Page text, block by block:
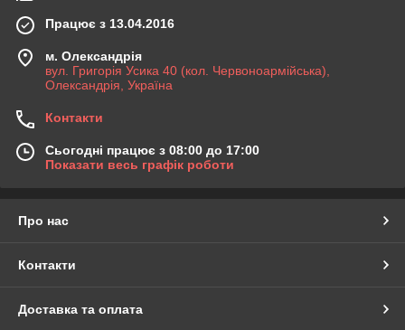
Працює з 13.04.2016
м. Олександрія
вул. Григорія Усика 40 (кол. Червоноармійська),
Олександрія, Україна
Контакти
Сьогодні працює з 08:00 до 17:00
Показати весь графік роботи
Про нас
Контакти
Доставка та оплата